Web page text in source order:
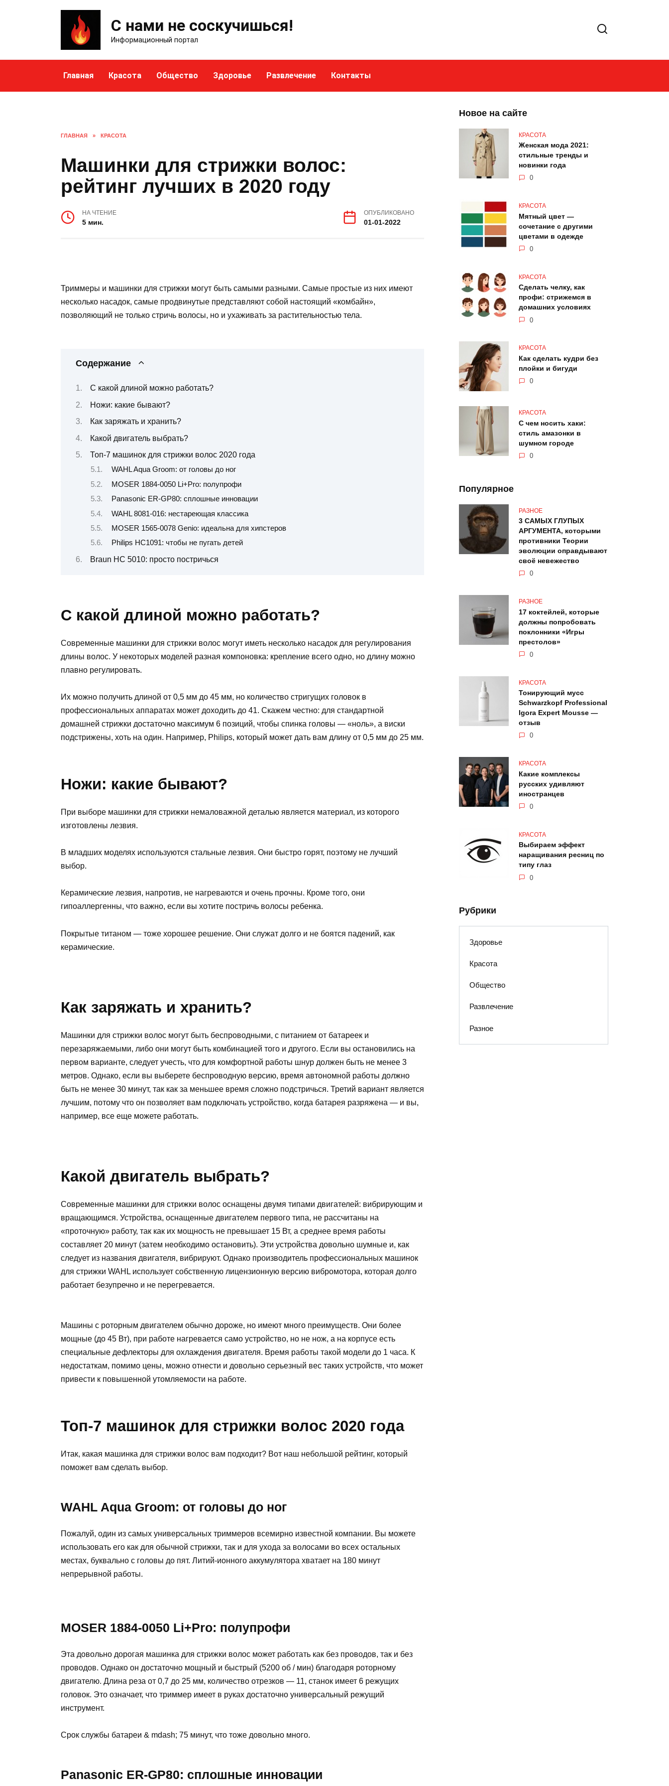
С нами не соскучишься!
Информационный портал
Главная Красота Общество Здоровье Развлечение Контакты
ГЛАВНАЯ » КРАСОТА
Машинки для стрижки волос:
рейтинг лучших в 2020 году
НА ЧТЕНИЕ
5 мин.
ОПУБЛИКОВАНО
01-01-2022
Триммеры и машинки для стрижки могут быть самыми разными. Самые простые из них имеют
несколько насадок, самые продвинутые представляют собой настоящий «комбайн»,
позволяющий не только стричь волосы, но и ухаживать за растительностью тела.
Содержание
С какой длиной можно работать?
Ножи: какие бывают?
Как заряжать и хранить?
Какой двигатель выбрать?
Топ-7 машинок для стрижки волос 2020 года
WAHL Aqua Groom: от головы до ног
MOSER 1884-0050 Li+Pro: полупрофи
Panasonic ER-GP80: сплошные инновации
WAHL 8081-016: нестареющая классика
MOSER 1565-0078 Genio: идеальна для хипстеров
Philips HC1091: чтобы не пугать детей
Braun HC 5010: просто постричься
С какой длиной можно работать?
Современные машинки для стрижки волос могут иметь несколько насадок для регулирования
длины волос. У некоторых моделей разная компоновка: крепление всего одно, но длину можно
плавно регулировать.
Их можно получить длиной от 0,5 мм до 45 мм, но количество стригущих головок в
профессиональных аппаратах может доходить до 41. Скажем честно: для стандартной
домашней стрижки достаточно максимум 6 позиций, чтобы спинка головы — «ноль», а виски
подстрижены, хоть на один. Например, Philips, который может дать вам длину от 0,5 мм до 25 мм.
Ножи: какие бывают?
При выборе машинки для стрижки немаловажной деталью является материал, из которого
изготовлены лезвия.
В младших моделях используются стальные лезвия. Они быстро горят, поэтому не лучший
выбор.
Керамические лезвия, напротив, не нагреваются и очень прочны. Кроме того, они
гипоаллергенны, что важно, если вы хотите постричь волосы ребенка.
Покрытые титаном — тоже хорошее решение. Они служат долго и не боятся падений, как
керамические.
Как заряжать и хранить?
Машинки для стрижки волос могут быть беспроводными, с питанием от батареек и
перезаряжаемыми, либо они могут быть комбинацией того и другого. Если вы остановились на
первом варианте, следует учесть, что для комфортной работы шнур должен быть не менее 3
метров. Однако, если вы выберете беспроводную версию, время автономной работы должно
быть не менее 30 минут, так как за меньшее время сложно подстричься. Третий вариант является
лучшим, потому что он позволяет вам подключать устройство, когда батарея разряжена — и вы,
например, все еще можете работать.
Какой двигатель выбрать?
Современные машинки для стрижки волос оснащены двумя типами двигателей: вибрирующим и
вращающимся. Устройства, оснащенные двигателем первого типа, не рассчитаны на
«проточную» работу, так как их мощность не превышает 15 Вт, а среднее время работы
составляет 20 минут (затем необходимо остановить). Эти устройства довольно шумные и, как
следует из названия двигателя, вибрируют. Однако производитель профессиональных машинок
для стрижки WAHL использует собственную лицензионную версию вибромотора, которая долго
работает безупречно и не перегревается.
Машины с роторным двигателем обычно дороже, но имеют много преимуществ. Они более
мощные (до 45 Вт), при работе нагревается само устройство, но не нож, а на корпусе есть
специальные дефлекторы для охлаждения двигателя. Время работы такой модели до 1 часа. К
недостаткам, помимо цены, можно отнести и довольно серьезный вес таких устройств, что может
привести к повышенной утомляемости на работе.
Топ-7 машинок для стрижки волос 2020 года
Итак, какая машинка для стрижки волос вам подходит? Вот наш небольшой рейтинг, который
поможет вам сделать выбор.
WAHL Aqua Groom: от головы до ног
Пожалуй, один из самых универсальных триммеров всемирно известной компании. Вы можете
использовать его как для обычной стрижки, так и для ухода за волосами во всех остальных
местах, буквально с головы до пят. Литий-ионного аккумулятора хватает на 180 минут
непрерывной работы.
MOSER 1884-0050 Li+Pro: полупрофи
Эта довольно дорогая машинка для стрижки волос может работать как без проводов, так и без
проводов. Однако он достаточно мощный и быстрый (5200 об / мин) благодаря роторному
двигателю. Длина реза от 0,7 до 25 мм, количество отрезков — 11, станок имеет 6 режущих
головок. Это означает, что триммер имеет в руках достаточно универсальный режущий
инструмент.
Срок службы батареи & mdash; 75 минут, что тоже довольно много.
Panasonic ER-GP80: сплошные инновации
Новое на сайте
КРАСОТА
Женская мода 2021:
стильные тренды и
новинки года
0
КРАСОТА
Мятный цвет —
сочетание с другими
цветами в одежде
0
КРАСОТА
Сделать челку, как
профи: стрижемся в
домашних условиях
0
КРАСОТА
Как сделать кудри без
плойки и бигуди
0
КРАСОТА
С чем носить хаки:
стиль амазонки в
шумном городе
0
Популярное
РАЗНОЕ
3 САМЫХ ГЛУПЫХ
АРГУМЕНТА, которыми
противники Теории
эволюции оправдывают
своё невежество
0
РАЗНОЕ
17 коктейлей, которые
должны попробовать
поклонники «Игры
престолов»
0
КРАСОТА
Тонирующий мусс
Schwarzkopf Professional
Igora Expert Mousse —
отзыв
0
КРАСОТА
Какие комплексы
русских удивляют
иностранцев
0
КРАСОТА
Выбираем эффект
наращивания ресниц по
типу глаз
0
Рубрики
Здоровье
Красота
Общество
Развлечение
Разное